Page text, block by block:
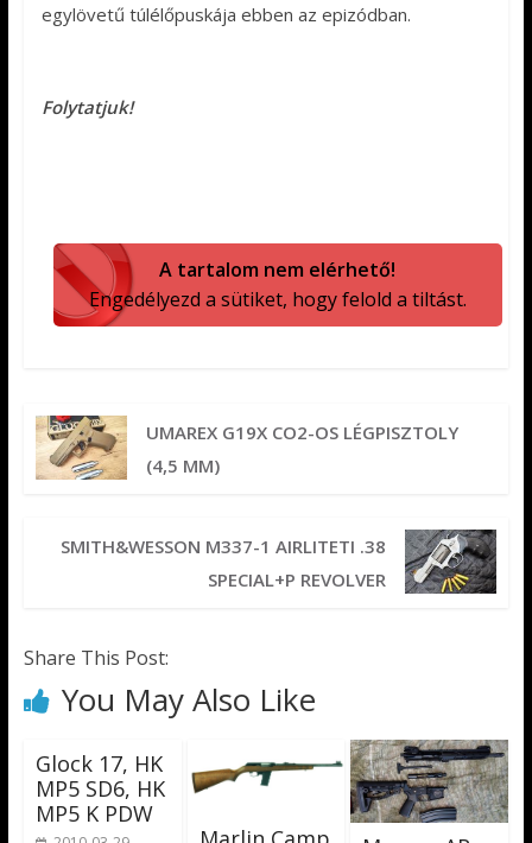
egylövetű túlélőpuskája ebben az epizódban.
Folytatjuk!
A tartalom nem elérhető!
Engedélyezd a sütiket, hogy felold a tiltást.
UMAREX G19X CO2-OS LÉGPISZTOLY
(4,5 MM)
SMITH&WESSON M337-1 AIRLITETI .38
SPECIAL+P REVOLVER
Share This Post:
You May Also Like
Glock 17, HK
MP5 SD6, HK
MP5 K PDW